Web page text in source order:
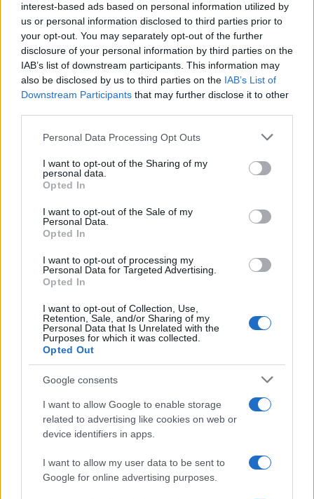
interest-based ads based on personal information utilized by
us or personal information disclosed to third parties prior to
your opt-out. You may separately opt-out of the further
disclosure of your personal information by third parties on the
IAB’s list of downstream participants. This information may
also be disclosed by us to third parties on the IAB’s List of
Downstream Participants that may further disclose it to other
Please note that this website/app uses one or more Google
not limited to your visit or usage behaviour. You may click to
grant or deny consent to Google and its third-party tags to
use your data for below specified purposes in below Google
consent section.
Personal Data Processing Opt Outs
I want to opt-out of the Sharing of my
personal data.
Opted In
I want to opt-out of the Sale of my
Personal Data.
Opted In
I want to opt-out of processing my
Personal Data for Targeted Advertising.
Opted In
I want to opt-out of Collection, Use,
Retention, Sale, and/or Sharing of my
Personal Data that Is Unrelated with the
Purposes for which it was collected.
Opted Out
Google consents
I want to allow Google to enable storage
related to advertising like cookies on web or
device identifiers in apps.
I want to allow my user data to be sent to
Google for online advertising purposes.
Ricevi le nostre ultime news
daGoogle News
F
ce
b
o
o
k
T
it
te
r
Pi
n
te
st
h
at
A
p
h
a
Maxi piano tra Smeralda Holding e il Comune di
Arzachena
Salvini al concerto per De Andrè, la nipote: “Mio
nonno gli avrebbe chiesto che cazzo ci faceva”
Stop ai cantieri privati a Olbia, nuove regole
anche a San Pantaleo